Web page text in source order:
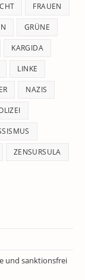
FRAUEN
GRÜNE
KARGIDA
LINKE
NAZIS
ZENSURSULA
und sanktionsfrei